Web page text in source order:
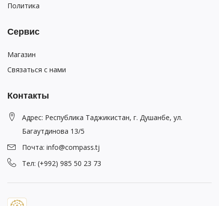
Политика
Сервис
Магазин
Связаться с нами
Контакты
Адрес: Республика Таджикистан, г. Душанбе, ул.
Багаутдинова 13/5
Почта: info@compass.tj
Тел: (+992) 985 50 23 73